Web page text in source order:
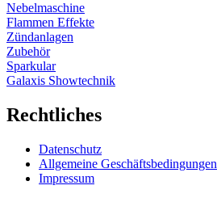
Nebelmaschine
Flammen Effekte
Zündanlagen
Zubehör
Sparkular
Galaxis Showtechnik
Rechtliches
Datenschutz
Allgemeine Geschäftsbedingungen
Impressum